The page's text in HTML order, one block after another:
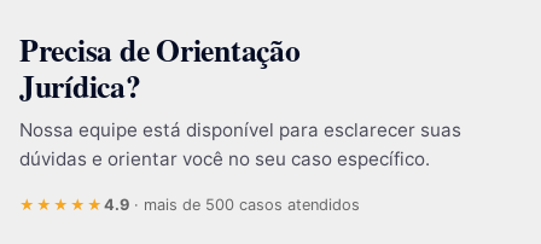
Precisa de Orientação
Jurídica?
Nossa equipe está disponível para esclarecer suas
dúvidas e orientar você no seu caso específico.
★★★★★ 4.9 · mais de 500 casos atendidos